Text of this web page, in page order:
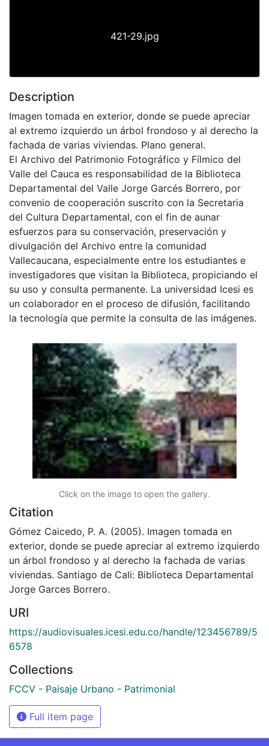
421-29.jpg
Description
Imagen tomada en exterior, donde se puede apreciar
al extremo izquierdo un árbol frondoso y al derecho la
fachada de varias viviendas. Plano general.
El Archivo del Patrimonio Fotográfico y Fílmico del
Valle del Cauca es responsabilidad de la Biblioteca
Departamental del Valle Jorge Garcés Borrero, por
convenio de cooperación suscrito con la Secretaria
del Cultura Departamental, con el fin de aunar
esfuerzos para su conservación, preservación y
divulgación del Archivo entre la comunidad
Vallecaucana, especialmente entre los estudiantes e
investigadores que visitan la Biblioteca, propiciando el
su uso y consulta permanente. La universidad Icesi es
un colaborador en el proceso de difusión, facilitando
la tecnología que permite la consulta de las imágenes.
Click on the image to open the gallery.
Citation
Gómez Caicedo, P. A. (2005). Imagen tomada en
exterior, donde se puede apreciar al extremo izquierdo
un árbol frondoso y al derecho la fachada de varias
viviendas. Santiago de Cali: Biblioteca Departamental
Jorge Garces Borrero.
URI
https://audiovisuales.icesi.edu.co/handle/123456789/5
6578
Collections
FCCV - Paisaje Urbano - Patrimonial
Full item page